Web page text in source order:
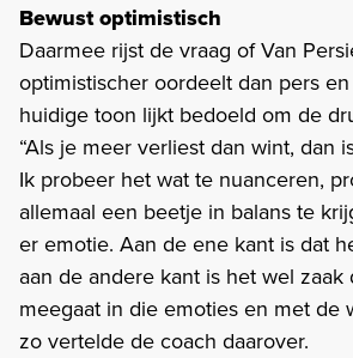
Bewust optimistisch
Daarmee rijst de vraag of Van
optimistischer oordeelt dan pers
huidige toon lijkt bedoeld om de
“Als je meer verliest dan wint, dan
Ik probeer het wat te nuanceren,
allemaal een beetje in balans te
er emotie. Aan de ene kant is dat
aan de andere kant is het wel zaak
meegaat in die emoties en met de
zo vertelde de coach daarover.